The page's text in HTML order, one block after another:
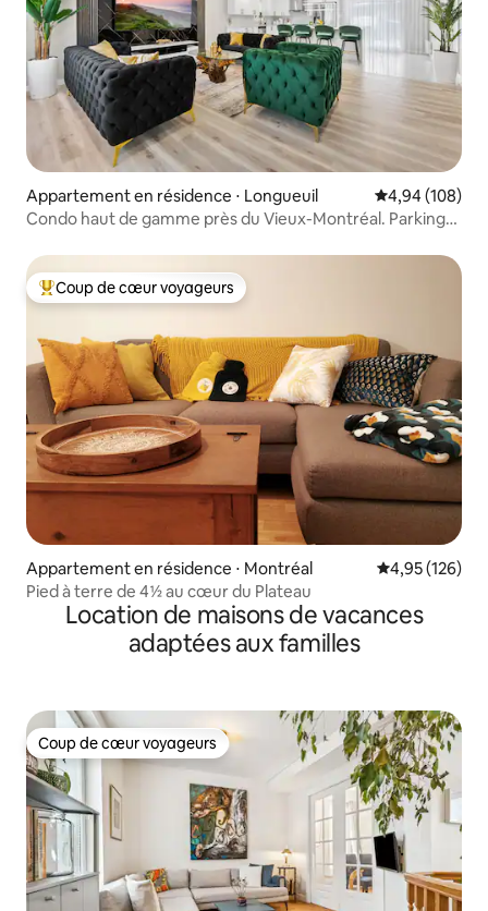
Appartement en résidence ⋅ Longueuil Évaluation
4,94 (108)
Condo haut de gamme près du Vieux-Montréal. Parking
Coups de cœur voyageurs les plus appréciés
Coup de cœur voyageurs
Appartement en résidence ⋅ Montréal Évaluation
4,95 (126)
Pied à terre de 4½ au cœur du Plateau
Location de maisons de vacances
adaptées aux familles
Coup de cœur voyageurs
Coup de cœur voyageurs